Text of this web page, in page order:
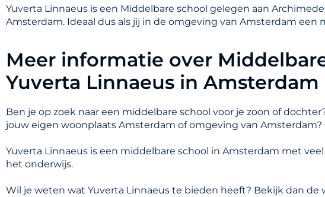
Yuverta Linnaeus is een Middelbare school gelegen aan
Amsterdam. Ideaal dus als jij in de omgeving van Amsterdam een
Meer informatie over
Yuverta Linnaeus in Amsterdam
Ben je op zoek naar een middelbare school voor je zoon of
jouw eigen woonplaats Amsterdam of omgeving van Amsterdam?
Yuverta Linnaeus is een middelbare school in Amsterdam met
het onderwijs.
Wil je weten wat Yuverta Linnaeus te bieden heeft? Bekijk dan de